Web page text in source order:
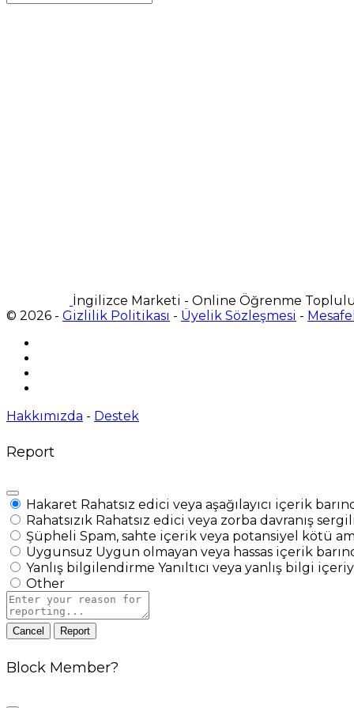
İngilizce Marketi - Online Öğrenme
© 2026 - Gizlilik Politikası - Üyelik Sözleşmesi -
Hakkımızda - Destek
Report
Hakaret Rahatsız edici veya aşağılayıcı içerik
Rahatsızık Rahatsız edici veya zorba davranış
Şüpheli Spam, sahte içerik veya potansiyel kötü
Uygunsuz Uygun olmayan veya hassas içerik
Yanlış bilgilendirme Yanıltıcı veya yanlış bilgi
Other
Report
note
Report
Block Member?